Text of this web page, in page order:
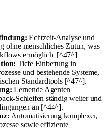
Echtzeit-Analyse und
ohne menschliches Zutun, was
ermöglicht [^47^].
Tiefe Einbettung in
und bestehende Systeme,
Standardtools [^47^].
Lernende Agenten
Schleifen ständig weiter und
an [^44^].
Automatisierung komplexer,
sowie effiziente